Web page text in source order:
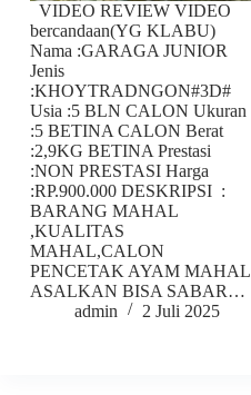
VIDEO REVIEW VIDEO
bercandaan(YG KLABU)
Nama :GARAGA JUNIOR
Jenis
:KHOYTRADNGON#3D#
Usia :5 BLN CALON Ukuran
:5 BETINA CALON Berat
:2,9KG BETINA Prestasi
:NON PRESTASI Harga
:RP.900.000 DESKRIPSI :
BARANG MAHAL
,KUALITAS
MAHAL,CALON
PENCETAK AYAM MAHAL
ASALKAN BISA SABAR…
admin
2 Juli 2025